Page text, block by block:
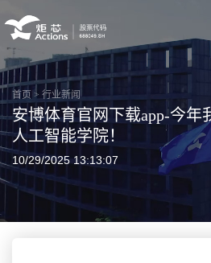
首页 > 行业新闻
安博体育官网下载app-今年
人工智能学院！
10/29/2025 13:13:07